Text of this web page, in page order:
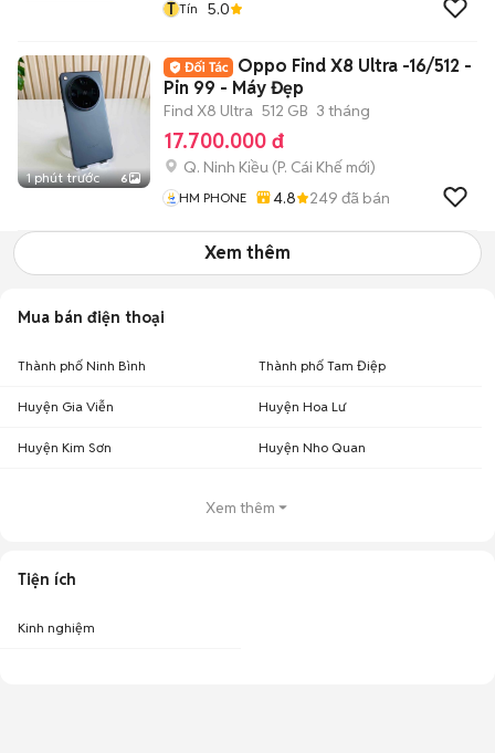
T Tín 5.0
1 phút trước 6
Oppo Find X8 Ultra -16/512 -
Pin 99 - Máy Đẹp
Find X8 Ultra 512 GB 3 tháng
17.700.000 đ
Q. Ninh Kiều (P. Cái Khế mới)
HM PHONE 4.8 249 đã bán
Xem thêm
Mua bán điện thoại
Thành phố Ninh Bình Thành phố Tam Điệp
Huyện Gia Viễn Huyện Hoa Lư
Huyện Kim Sơn Huyện Nho Quan
Xem thêm
Tiện ích
Kinh nghiệm